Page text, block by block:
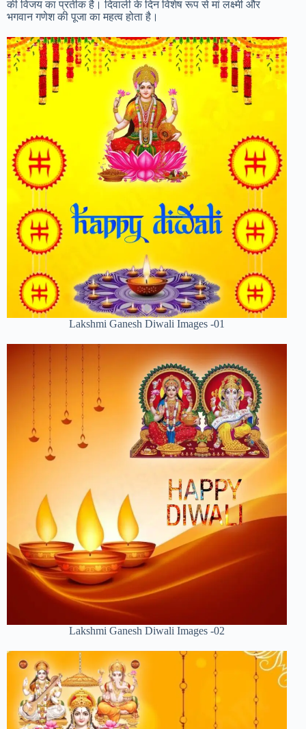
की विजय का प्रतीक है। दिवाली के दिन विशेष रूप से मां लक्ष्मी और
भगवान गणेश की पूजा का महत्व होता है।
Lakshmi Ganesh Diwali Images -01
Lakshmi Ganesh Diwali Images -02